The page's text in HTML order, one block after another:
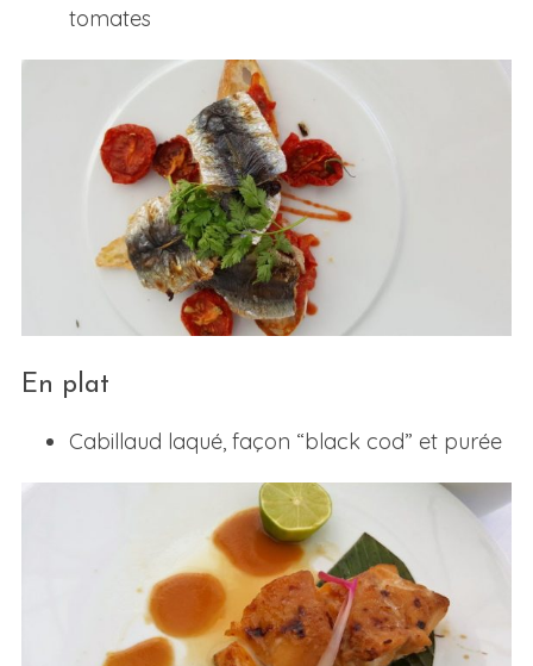
tomates
En plat
Cabillaud laqué, façon “black cod” et purée